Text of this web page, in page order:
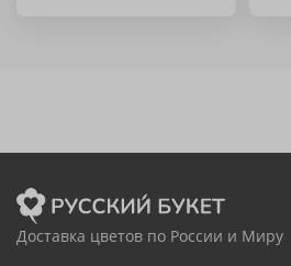
Доставка цветов по России и Миру